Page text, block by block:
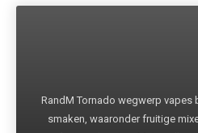
RandM Tornado wegwerp vapes
smaken, waaronder fruitige